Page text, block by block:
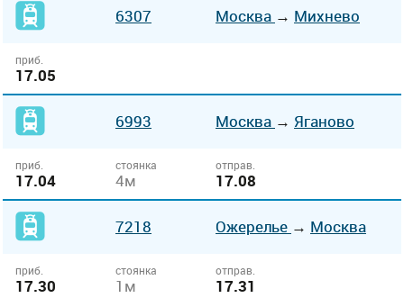
6307 Москва → Михнево
приб.
17.05
6993 Москва → Яганово
приб.
17.04
стоянка
4м
отправ.
17.08
7218 Ожерелье → Москва
приб.
17.30
стоянка
1м
отправ.
17.31